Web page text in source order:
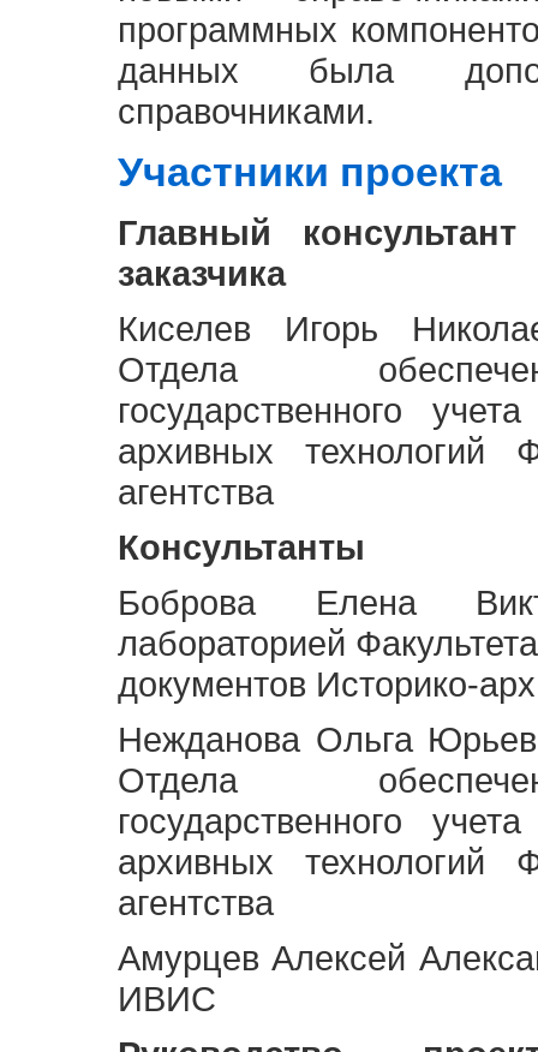
программных
данных была
справочниками.
Участники проекта
Главный
заказчика
Киселев Игорь
Отдела
государственного
архивных технологий
агентства
Консультанты
Боброва Елена
лабораторией
документов Историко-
Нежданова Ольга
Отдела
государственного
архивных технологий
агентства
Амурцев Алексей
ИВИС